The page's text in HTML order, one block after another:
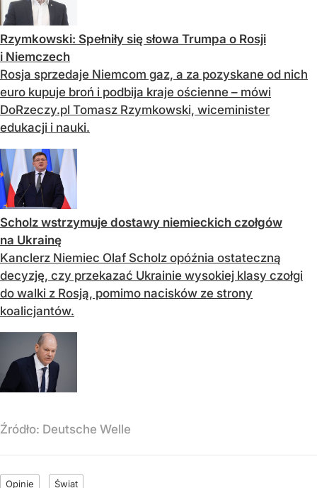
Rzymkowski: Spełniły się słowa Trumpa o Rosji
i Niemczech
Rosja sprzedaje Niemcom gaz, a za pozyskane od nich
euro kupuje broń i podbija kraje ościenne – mówi
DoRzeczy.pl Tomasz Rzymkowski, wiceminister
edukacji i nauki.
Scholz wstrzymuje dostawy niemieckich czołgów
na Ukrainę
Kanclerz Niemiec Olaf Scholz opóźnia ostateczną
decyzję, czy przekazać Ukrainie wysokiej klasy czołgi
do walki z Rosją, pomimo nacisków ze strony
koalicjantów.
Źródło: Deutsche Welle
Opinie Świat